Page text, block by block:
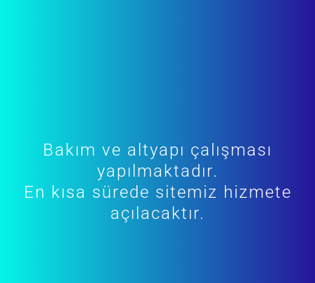
Bakım ve altyapı çalışması
yapılmaktadır.
En kısa sürede sitemiz hizmete
açılacaktır.